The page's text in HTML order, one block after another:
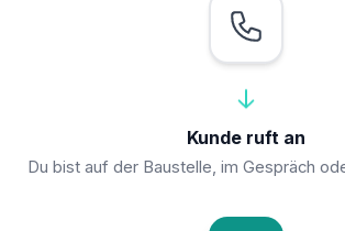
Kunde ruft an
Du bist auf der Baustelle, im Gespräch